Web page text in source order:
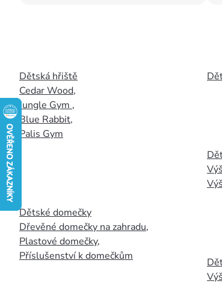
Dětská hřiště
Cedar Wood,
Jungle Gym ,
Blue Rabbit,
Palis Gym
Dětské domečky
Dřevěné domečky na zahradu,
Plastové domečky,
Příslušenství k domečkům